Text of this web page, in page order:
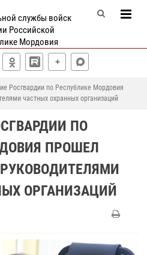
службы войск
Российской
Мордовия
Росгвардии по Республике Мордовия
частных охранных организаций
ПО
ПРОШЕЛ
ОРГАНИЗАЦИЙ